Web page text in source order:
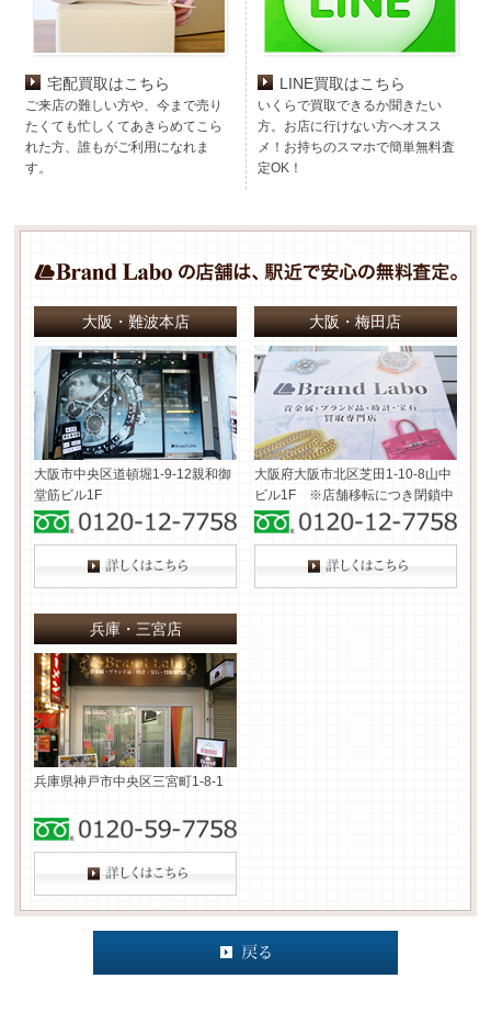
宅配買取はこちら
ご来店の難しい方や、今まで売り
たくても忙しくてあきらめてこら
れた方、誰もがご利用になれま
す。
LINE買取はこちら
いくらで買取できるか聞きたい
方。お店に行けない方へオスス
メ！お持ちのスマホで簡単無料査
定OK！
大阪・難波本店
大阪市中央区道頓堀1-9-12親和御
堂筋ビル1F
大阪・梅田店
大阪府大阪市北区芝田1-10-8山中
ビル1F ※店舗移転につき閉鎖中
兵庫・三宮店
兵庫県神戸市中央区三宮町1-8-1